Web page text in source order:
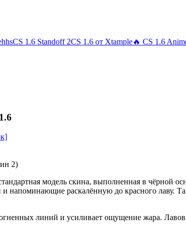
CS 1.6 Standoff 2CS 1.6 от Xtample🔥 CS 1.6
модель скина, выполненная в чёрной
напоминающие раскалённую до красного лаву.
линий и усиливает ощущение жара.